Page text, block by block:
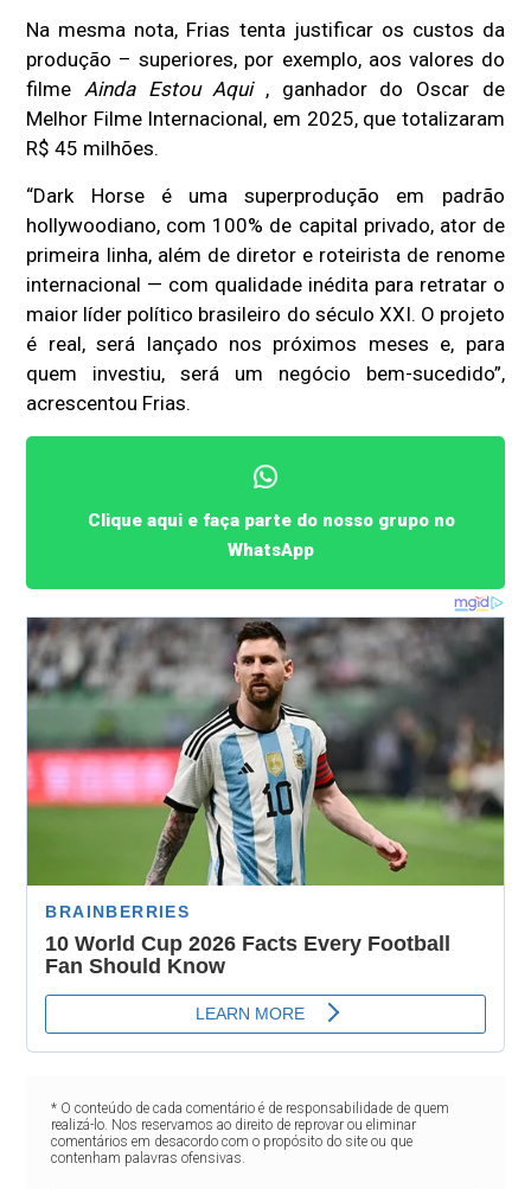
Na mesma nota, Frias tenta justificar os custos da
produção – superiores, por exemplo, aos valores do
filmeAinda Estou Aqui, ganhador do Oscar de
Melhor Filme Internacional, em 2025, que totalizaram
R$ 45 milhões.
“Dark Horse é uma superprodução em padrão
hollywoodiano, com 100% de capital privado, ator de
primeira linha, além de diretor e roteirista de renome
internacional — com qualidade inédita para retratar o
maior líder político brasileiro do século XXI. O projeto
é real, será lançado nos próximos meses e, para
quem investiu, será um negócio bem-sucedido”,
acrescentou Frias.
Clique aqui e faça parte do nosso grupo no
WhatsApp
* O conteúdo de cada comentário é de responsabilidade de quem
realizá-lo. Nos reservamos ao direito de reprovar ou eliminar
comentários em desacordo com o propósito do site ou que
contenham palavras ofensivas.